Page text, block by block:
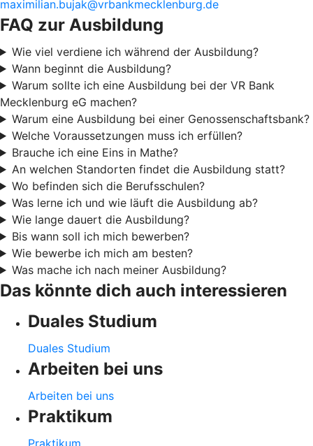
maximilian.bujak@vrbankmecklenburg.de
FAQ zur Ausbildung
Wie viel verdiene ich während der Ausbildung?
Wann beginnt die Ausbildung?
Warum sollte ich eine Ausbildung bei der VR Bank
Mecklenburg eG machen?
Warum eine Ausbildung bei einer Genossenschaftsbank?
Welche Voraussetzungen muss ich erfüllen?
Brauche ich eine Eins in Mathe?
An welchen Standorten findet die Ausbildung statt?
Wo befinden sich die Berufsschulen?
Was lerne ich und wie läuft die Ausbildung ab?
Wie lange dauert die Ausbildung?
Bis wann soll ich mich bewerben?
Wie bewerbe ich mich am besten?
Was mache ich nach meiner Ausbildung?
Das könnte dich auch interessieren
Duales Studium
Duales Studium
Arbeiten bei uns
Arbeiten bei uns
Praktikum
Praktikum